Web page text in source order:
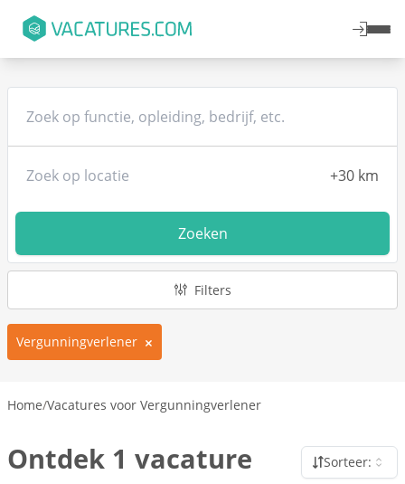
Zoeken
Filters
Vergunningverlener
Home/Vacatures voor Vergunningverlener
Ontdek 1 vacature Sorteer: